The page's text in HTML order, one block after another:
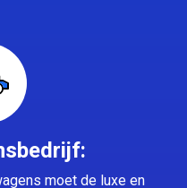
moet de luxe en